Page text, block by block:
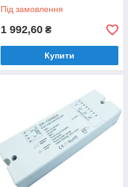
Під замовлення
1 992,60 ₴
Купити